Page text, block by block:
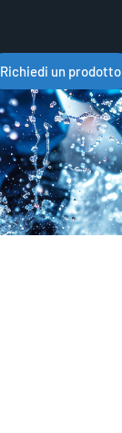
Richiedi un prodotto